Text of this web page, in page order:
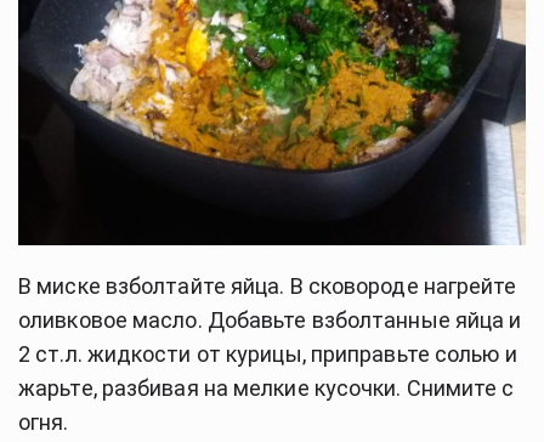
В миске взболтайте яйца. В сковороде нагрейте
оливковое масло. Добавьте взболтанные яйца и
2 ст.л. жидкости от курицы, приправьте солью и
жарьте, разбивая на мелкие кусочки. Снимите с
огня.